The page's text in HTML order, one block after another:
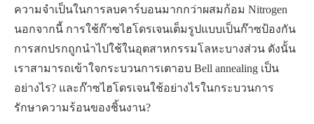
ความจำเป็นในการลบคาร์บอนมากกว่าผสมก้อม Nitrogen
นอกจากนี้ การใช้ก๊าซไฮโดรเจนเต็มรูปแบบเป็นก๊าซป้องกัน
การสกปรกถูกนำไปใช้ในอุตสาหกรรมโลหะบางส่วน ดังนั้น
เราสามารถเข้าใจกระบวนการเตาอบ Bell annealing เป็น
อย่างไร? และก๊าซไฮโดรเจนใช้อย่างไรในกระบวนการ
รักษาความร้อนของชิ้นงาน?